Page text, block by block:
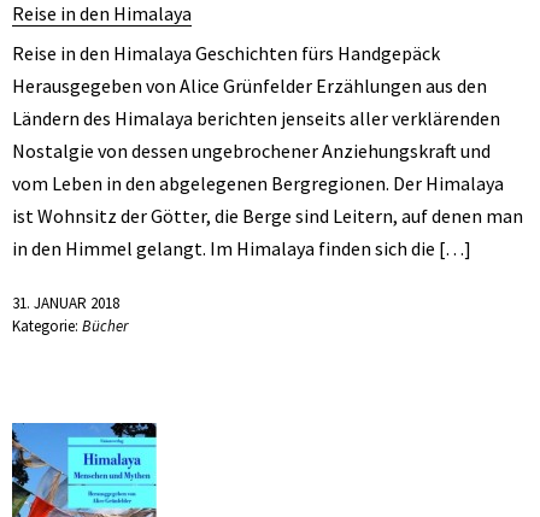
Reise in den Himalaya
Reise in den Himalaya Geschichten fürs Handgepäck
Herausgegeben von Alice Grünfelder Erzählungen aus den
Ländern des Himalaya berichten jenseits aller verklärenden
Nostalgie von dessen ungebrochener Anziehungskraft und
vom Leben in den abgelegenen Bergregionen. Der Himalaya
ist Wohnsitz der Götter, die Berge sind Leitern, auf denen man
in den Himmel gelangt. Im Himalaya finden sich die […]
31. JANUAR 2018
Kategorie: Bücher